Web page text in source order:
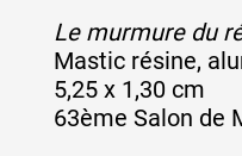
Le murmure du
Mastic résine,
5,25 x 1,30 cm
63ème Salon de